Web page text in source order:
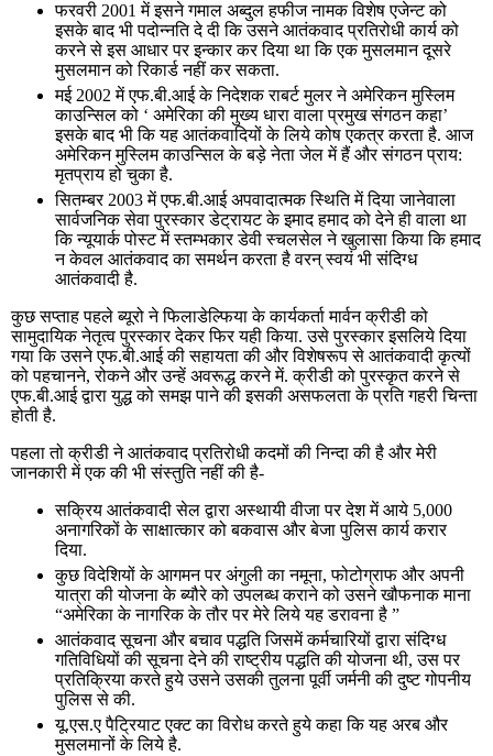
फरवरी 2001 में इसने गमाल अब्दुल हफीज नामक विशेष एजेन्ट को
इसके बाद भी पदोन्नति दे दी कि उसने आतंकवाद प्रतिरोधी कार्य को
करने से इस आधार पर इन्कार कर दिया था कि एक मुसलमान दूसरे
मुसलमान को रिकार्ड नहीं कर सकता.
मई 2002 में एफ.बी.आई के निदेशक राबर्ट मुलर ने अमेरिकन मुस्लिम
काउन्सिल को ‘ अमेरिका की मुख्य धारा वाला प्रमुख संगठन कहा’
इसके बाद भी कि यह आतंकवादियों के लिये कोष एकत्र करता है. आज
अमेरिकन मुस्लिम काउन्सिल के बड़े नेता जेल में हैं और संगठन प्राय:
मृतप्राय हो चुका है.
सितम्बर 2003 में एफ.बी.आई अपवादात्मक स्थिति में दिया जानेवाला
सार्वजनिक सेवा पुरस्कार डेट्रायट के इमाद हमाद को देने ही वाला था
कि न्यूयार्क पोस्ट में स्तम्भकार डेवी स्चलसेल ने खुलासा किया कि हमाद
न केवल आतंकवाद का समर्थन करता है वरन् स्वयं भी संदिग्ध
आतंकवादी है.
कुछ सप्ताह पहले ब्यूरो ने फिलाडेल्फिया के कार्यकर्ता मार्वन क्रीडी को
सामुदायिक नेतृत्व पुरस्कार देकर फिर यही किया. उसे पुरस्कार इसलिये दिया
गया कि उसने एफ.बी.आई की सहायता की और विशेषरूप से आतंकवादी कृत्यों
को पहचानने, रोकने और उन्हें अवरूद्ध करने में. क्रीडी को पुरस्कृत करने से
एफ.बी.आई द्वारा युद्ध को समझ पाने की इसकी असफलता के प्रति गहरी चिन्ता
होती है.
पहला तो क्रीडी ने आतंकवाद प्रतिरोधी कदमों की निन्दा की है और मेरी
जानकारी में एक की भी संस्तुति नहीं की है-
सक्रिय आतंकवादी सेल द्वारा अस्थायी वीजा पर देश में आये 5,000
अनागरिकों के साक्षात्कार को बकवास और बेजा पुलिस कार्य करार
दिया.
कुछ विदेशियों के आगमन पर अंगुली का नमूना, फोटोग्राफ और अपनी
यात्रा की योजना के ब्यौरे को उपलब्ध कराने को उसने खौफनाक माना
“अमेरिका के नागरिक के तौर पर मेरे लिये यह डरावना है ”
आतंकवाद सूचना और बचाव पद्धति जिसमें कर्मचारियों द्वारा संदिग्ध
गतिविधियों की सूचना देने की राष्ट्रीय पद्धति की योजना थी, उस पर
प्रतिक्रिया करते हुये उसने उसकी तुलना पूर्वी जर्मनी की दुष्ट गोपनीय
पुलिस से की.
यू.एस.ए पैट्रियाट एक्ट का विरोध करते हुये कहा कि यह अरब और
मुसलमानों के लिये है.